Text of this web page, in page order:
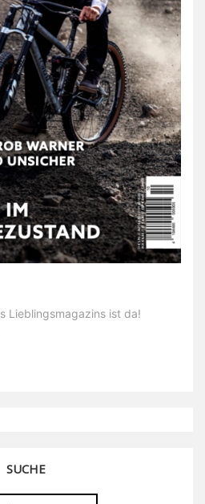
Lieblingsmagazins ist da!
SUCHE